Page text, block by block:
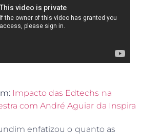
Impacto das Edtechs na
com André Aguiar da Inspira
enfatizou o quanto as